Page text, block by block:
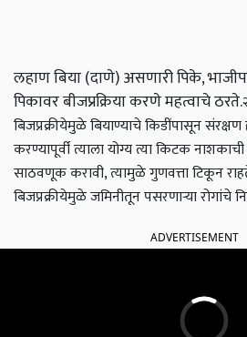
लहाण बिया (दाणे) असणारी पिके,
पिकावर बीजप्रक्रिया करणे महत्वाचे ठरते.
बिजप्रक्रीयेमुळे बियाण्याचे किडींपासून
करण्यापूर्वी त्याला योग्य त्या किटक
साठवणूक करावी, त्यामुळे गुणवत्ता टिकून
बिजप्रक्रीयेमुळे जमिनीतून पसरणार्‍या रोगांचे
ADVERTISEMENT